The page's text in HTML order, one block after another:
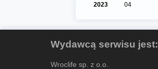
2023
04
Wydawcą serwisu jest:
Wroclife sp. z o.o.